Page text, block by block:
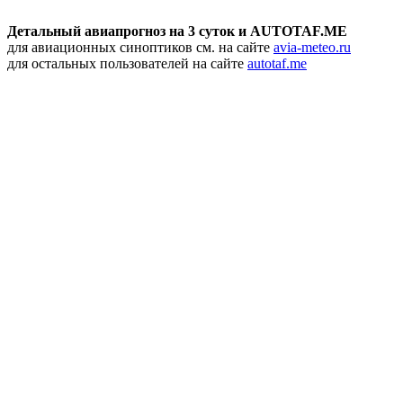
Детальный авиапрогноз на 3 суток и AUTOTAF.ME
для авиационных синоптиков см. на сайте avia-meteo.ru
для остальных пользователей на сайте autotaf.me